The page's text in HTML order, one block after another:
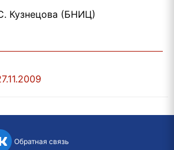
Кузнецова (БНИЦ)
Обратная связь